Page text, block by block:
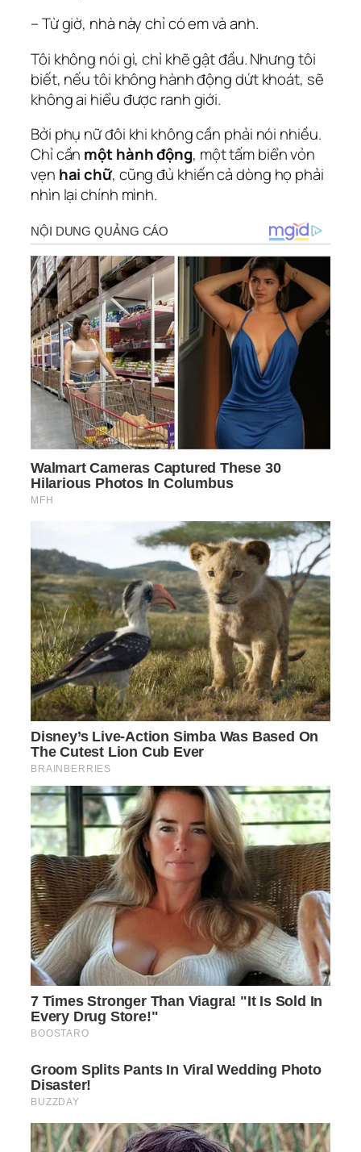
– Từ giờ, nhà này chỉ có em và anh.
Tôi không nói gì, chỉ khẽ gật đầu. Nhưng tôi
biết, nếu tôi không hành động dứt khoát, sẽ
không ai hiểu được ranh giới.
Bởi phụ nữ đôi khi không cần phải nói nhiều.
Chỉ cần một hành động, một tấm biển vỏn
vẹn hai chữ, cũng đủ khiến cả dòng họ phải
nhìn lại chính mình.